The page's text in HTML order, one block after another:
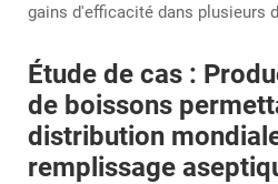
gains d'efficacité dans plusieurs
Étude de cas :
de boissons
distribution
remplissage